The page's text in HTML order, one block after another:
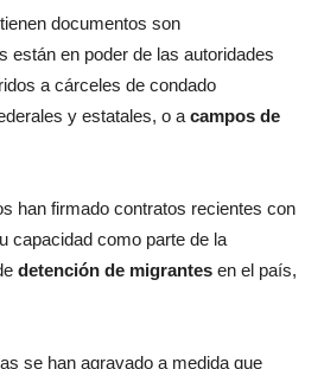
documentos son
están en poder de las autoridades
a cárceles de condado
y estatales, o a campos de
han firmado contratos recientes con
capacidad como parte de la
detención de migrantes en el país,
se han agravado a medida que